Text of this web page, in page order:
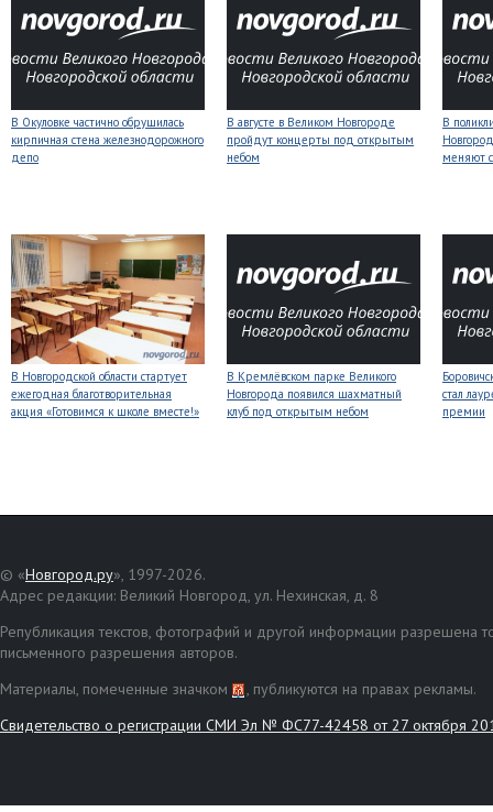
В Окуловке частично обрушилась
кирпичная стена железнодорожного
депо
В августе в Великом Новгороде
пройдут концерты под открытым
небом
В
меняют
В Новгородской области стартует
ежегодная благотворительная
акция «Готовимся к школе вместе!»
В Кремлёвском парке Великого
Новгорода появился шахматный
клуб под открытым небом
стал
премии
© «Новгород.ру», 1997-2026.
Адрес редакции: Великий Новгород, ул. Нехинская, д. 8
Републикация текстов, фотографий и другой информации разрешена
письменного разрешения авторов.
Материалы, помеченные значком
, публикуются на правах рекламы.
Свидетельство о регистрации СМИ Эл № ФС77-42458 от 27 октября